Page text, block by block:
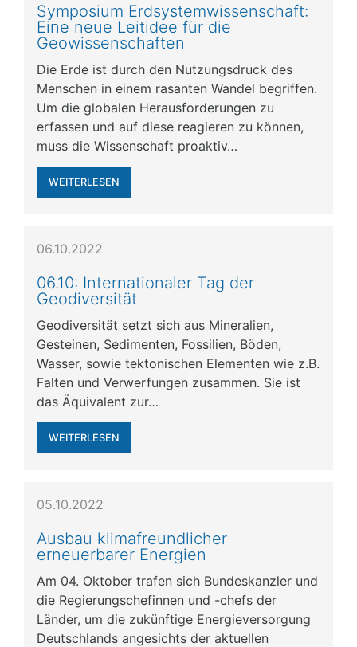
Symposium Erdsystemwissenschaft:
Eine neue Leitidee für die
Geowissenschaften
Die Erde ist durch den Nutzungsdruck des
Menschen in einem rasanten Wandel begriffen.
Um die globalen Herausforderungen zu
erfassen und auf diese reagieren zu können,
muss die Wissenschaft proaktiv…
WEITERLESEN
06.10.2022
06.10: Internationaler Tag der
Geodiversität
Geodiversität setzt sich aus Mineralien,
Gesteinen, Sedimenten, Fossilien, Böden,
Wasser, sowie tektonischen Elementen wie z.B.
Falten und Verwerfungen zusammen. Sie ist
das Äquivalent zur…
WEITERLESEN
05.10.2022
Ausbau klimafreundlicher
erneuerbarer Energien
Am 04. Oktober trafen sich Bundeskanzler und
die Regierungschefinnen und -chefs der
Länder, um die zukünftige Energieversorgung
Deutschlands angesichts der aktuellen